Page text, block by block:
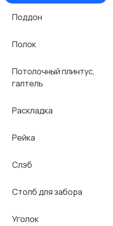
Поддон
Полок
Потолочный плинтус,
галтель
Раскладка
Рейка
Слэб
Столб для забора
Уголок